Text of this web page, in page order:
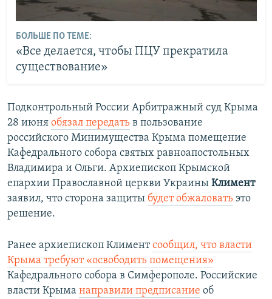
БОЛЬШЕ ПО ТЕМЕ:
«Все делается, чтобы ПЦУ прекратила
существование»
Подконтрольный России Арбитражный суд Крыма
28 июня обязал передать в пользование
российского Минимущества Крыма помещение
Кафедрального собора святых равноапостольных
Владимира и Ольги. Архиепископ Крымской
епархии Православной церкви Украины Климент
заявил, что сторона защиты будет обжаловать это
решение.
Ранее архиепископ Климентсообщил, что власти
Крыма требуют «освободить помещения»
Кафедрального собора в Симферополе. ​Российские
власти Крыма направили предписание об